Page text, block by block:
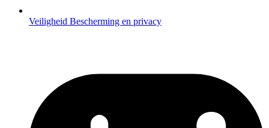
Veiligheid Bescherming en privacy